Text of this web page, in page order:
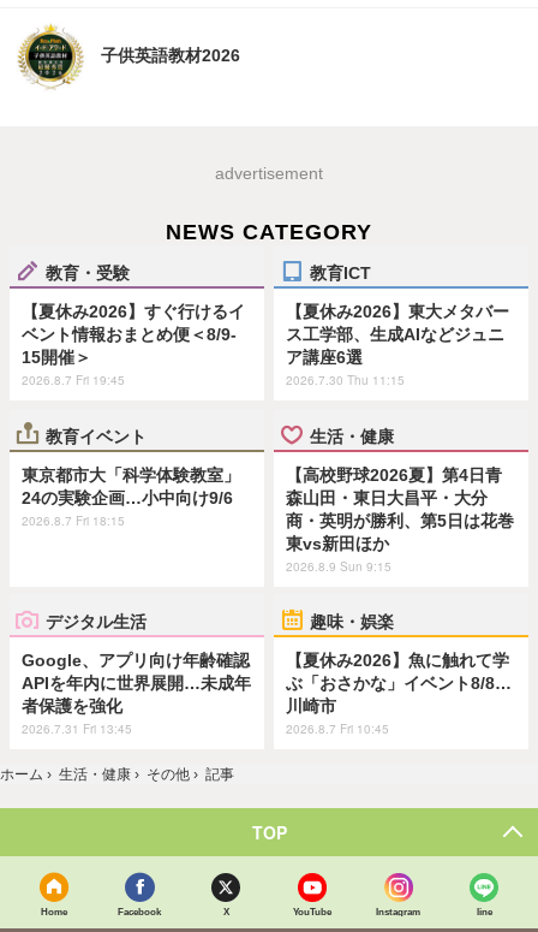
子供英語教材2026
advertisement
NEWS CATEGORY
教育・受験
【夏休み2026】すぐ行けるイ
ベント情報おまとめ便＜8/9-
15開催＞
2026.8.7 Fri 19:45
教育ICT
【夏休み2026】東大メタバー
ス工学部、生成AIなどジュニ
ア講座6選
2026.7.30 Thu 11:15
教育イベント
東京都市大「科学体験教室」
24の実験企画…小中向け9/6
2026.8.7 Fri 18:15
生活・健康
【高校野球2026夏】第4日青
森山田・東日大昌平・大分
商・英明が勝利、第5日は花巻
東vs新田ほか
2026.8.9 Sun 9:15
デジタル生活
Google、アプリ向け年齢確認
APIを年内に世界展開…未成年
者保護を強化
2026.7.31 Fri 13:45
趣味・娯楽
【夏休み2026】魚に触れて学
ぶ「おさかな」イベント8/8…
川崎市
2026.8.7 Fri 10:45
ホーム › 生活・健康 › その他 › 記事
TOP
Home Facebook X YouTube Instagram line